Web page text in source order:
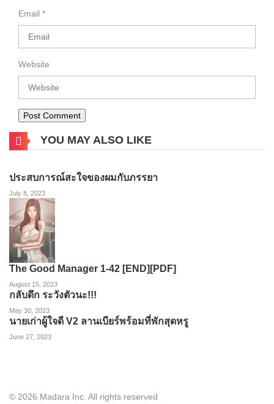
Email *
Website
YOU MAY ALSO LIKE
ประสบการณ์สะใจของผมกับภรรยา
July 8, 2023
The Good Manager 1-42 [END][PDF]
August 15, 2023
กลับดึก ระวังตัวนะ!!!
May 30, 2023
นายเก่าผู้ใจดี V2 ลานเบียร์พร้อมที่พักสุดหรู
June 27, 2023
© 2026 Madara Inc. All rights reserved